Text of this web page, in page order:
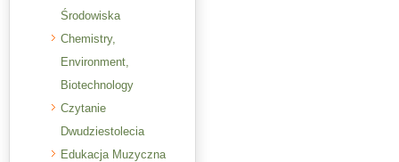
Środowiska
Chemistry,
Environment,
Biotechnology
Czytanie
Dwudziestolecia
Edukacja Muzyczna